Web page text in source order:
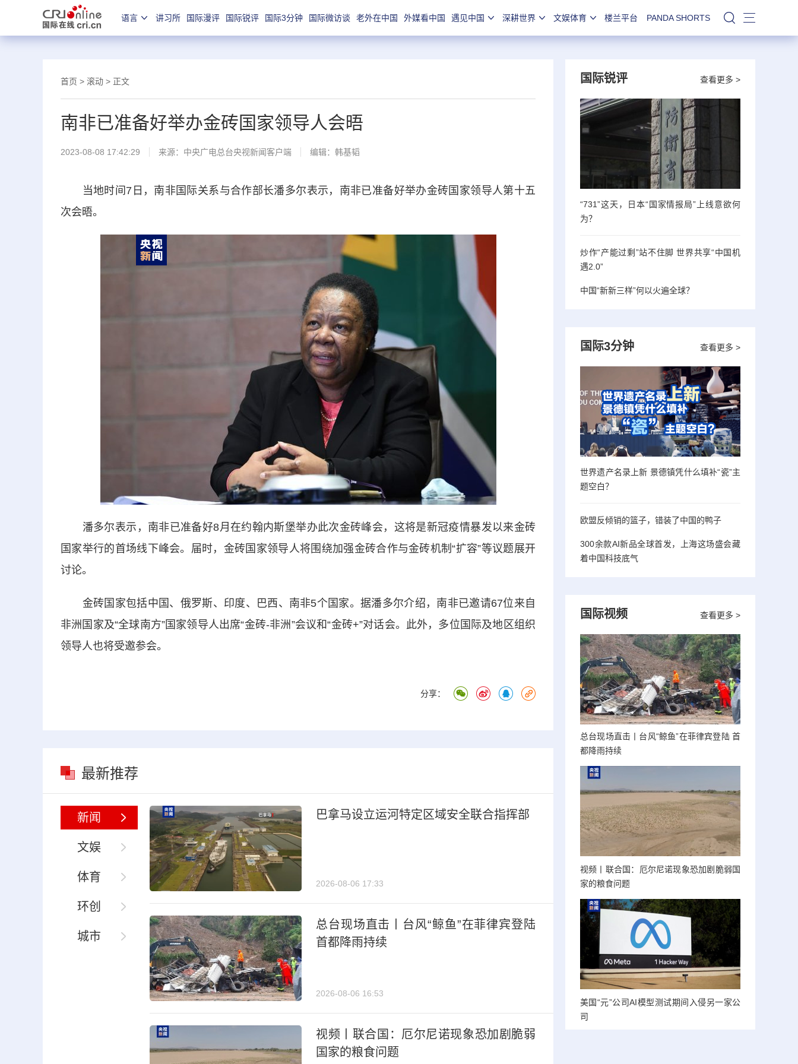
语言 讲习所 国际漫评 国际锐评 国际3分钟 国际微访谈 老外在中国 外媒看中国 遇见中国 深耕世界 文娱体育 楼兰平台 PANDA SHORTS 站内搜索
首页 > 滚动 > 正文
南非已准备好举办金砖国家领导人会晤
2023-08-08 17:42:29 来源： 中央广电总台央视新闻客户端 编辑：韩基韬
当地时间7日，南非国际关系与合作部长潘多尔表示，南非已准备好举办金砖国家领导人第十五
次会晤。
潘多尔表示，南非已准备好8月在约翰内斯堡举办此次金砖峰会，这将是新冠疫情暴发以来金砖
国家举行的首场线下峰会。届时，金砖国家领导人将围绕加强金砖合作与金砖机制“扩容”等议题展开
讨论。
金砖国家包括中国、俄罗斯、印度、巴西、南非5个国家。据潘多尔介绍，南非已邀请67位来自
非洲国家及“全球南方”国家领导人出席“金砖-非洲”会议和“金砖+”对话会。此外，多位国际及地区组织
领导人也将受邀参会。
分享：
最新推荐
新闻
文娱
体育
环创
城市
巴拿马设立运河特定区域安全联合指挥部
2026-08-06 17:33
总台现场直击丨台风“鲸鱼”在菲律宾登陆
首都降雨持续
2026-08-06 16:53
视频丨联合国：厄尔尼诺现象恐加剧脆弱
国家的粮食问题
查看更多 >
国际锐评
“731”这天，日本“国家情报局”上线意欲何
为？
炒作“产能过剩”站不住脚 世界共享“中国机
遇2.0”
中国“新新三样”何以火遍全球？
查看更多 >
国际3分钟
世界遗产名录上新 景德镇凭什么填补“瓷”主
题空白？
欧盟反倾销的篮子，错装了中国的鸭子
300余款AI新品全球首发，上海这场盛会藏
着中国科技底气
查看更多 >
国际视频
总台现场直击丨台风“鲸鱼”在菲律宾登陆 首
都降雨持续
视频丨联合国：厄尔尼诺现象恐加剧脆弱国
家的粮食问题
美国“元”公司AI模型测试期间入侵另一家公
司